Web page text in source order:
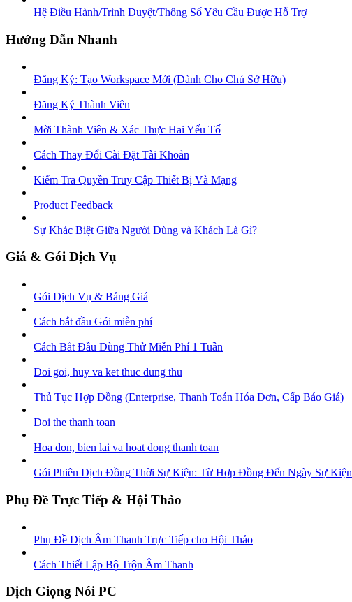
Hệ Điều Hành/Trình Duyệt/Thông Số Yêu Cầu Được Hỗ Trợ
Hướng Dẫn Nhanh
Đăng Ký: Tạo Workspace Mới (Dành Cho Chủ Sở Hữu)
Đăng Ký Thành Viên
Mời Thành Viên & Xác Thực Hai Yếu Tố
Cách Thay Đổi Cài Đặt Tài Khoản
Kiểm Tra Quyền Truy Cập Thiết Bị Và Mạng
Product Feedback
Sự Khác Biệt Giữa Người Dùng và Khách Là Gì?
Giá & Gói Dịch Vụ
Gói Dịch Vụ & Bảng Giá
Cách bắt đầu Gói miễn phí
Cách Bắt Đầu Dùng Thử Miễn Phí 1 Tuần
Doi goi, huy va ket thuc dung thu
Thủ Tục Hợp Đồng (Enterprise, Thanh Toán Hóa Đơn, Cấp Báo Giá)
Doi the thanh toan
Hoa don, bien lai va hoat dong thanh toan
Gói Phiên Dịch Đồng Thời Sự Kiện: Từ Hợp Đồng Đến Ngày Sự Kiện
Phụ Đề Trực Tiếp & Hội Thảo
Phụ Đề Dịch Âm Thanh Trực Tiếp cho Hội Thảo
Cách Thiết Lập Bộ Trộn Âm Thanh
Dịch Giọng Nói PC